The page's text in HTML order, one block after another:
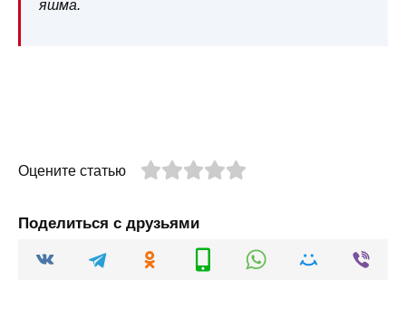
яшма.
Оцените статью
Поделиться с друзьями